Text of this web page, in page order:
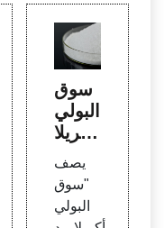
سوق
البولي
أكريلا
عالم
ي 20
19 | ا
يصف
"سوق
البولي